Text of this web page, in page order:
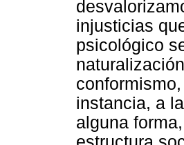
injusticias
psicológico
instancia, a
alguna